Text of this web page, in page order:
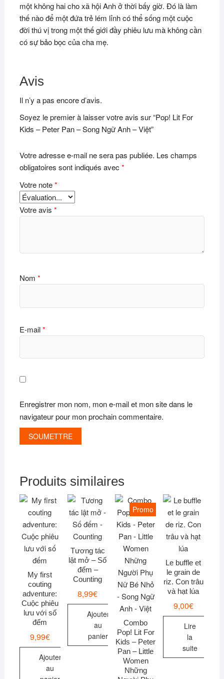
một không hai cho xã hội Anh ở thời bấy giờ. Đó là làm
thế nào để một đứa trẻ lém lỉnh có thể sống một cuộc
đời thú vị trong một thế giới đầy phiêu lưu mà không cần
có sự bảo bọc của cha mẹ.
Avis
Il n’y a pas encore d’avis.
Soyez le premier à laisser votre avis sur “Pop! Lit For
Kids – Peter Pan – Song Ngữ Anh – Việt”
Votre adresse e-mail ne sera pas publiée. Les champs
obligatoires sont indiqués avec *
Votre note*
Votre avis *
Nom *
E-mail*
Enregistrer mon nom, mon e-mail et mon site dans le
navigateur pour mon prochain commentaire.
Produits similaires
My first
couting
adventure:
Cuộc phiêu
lưu với số
đếm
9,99€
Ajouter
au
Tương tác
lật mở – Số
đếm –
Counting
8,99€
Ajouter
au
panier
Promo !
Combo
Pop! Lit For
Kids – Peter
Pan – Little
Women
Những
Le buffle et
le grain de
riz. Con trâu
và hạt lúa
9,00€
Lire
la
suite